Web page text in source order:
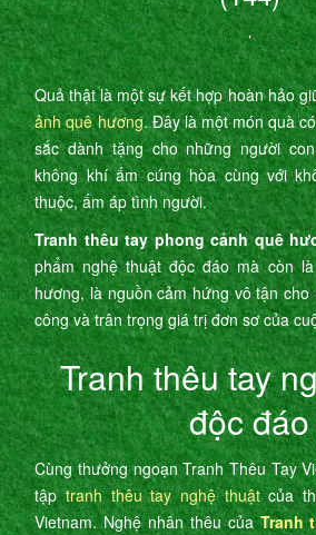
’
Quả thật là một sự kết hợp hoàn hảo
ảnh quê hương. Đây là một món quà
sắc dành tặng cho những người
không khí ấm cúng hòa cùng với
thuộc, ấm áp tình người.
Tranh thêu tay phong cảnh quê
phẩm nghệ thuật độc đáo mà còn
hương, là nguồn cảm hứng vô tận
công và trân trọng giá trị đơn sơ của
Tranh thêu tay
độc đáo
Cùng thưởng ngoạn Tranh Thêu Tay
tậptranh thêu tay nghệ thuậtcủa
Vietnam. Nghệ nhân thêu củaTranh